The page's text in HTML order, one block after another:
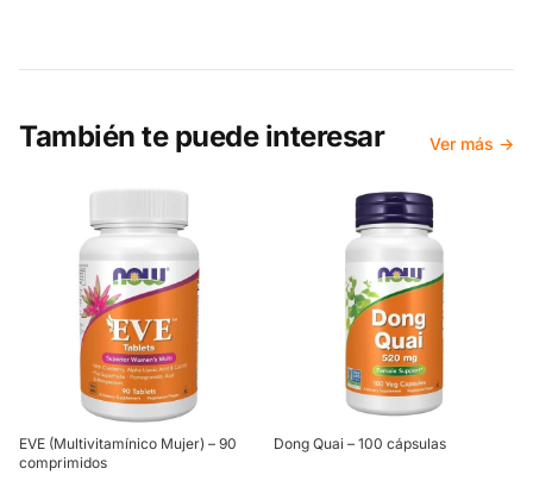
También te puede interesar Ver más →
EVE (Multivitamínico Mujer) – 90
comprimidos
Dong Quai – 100 cápsulas